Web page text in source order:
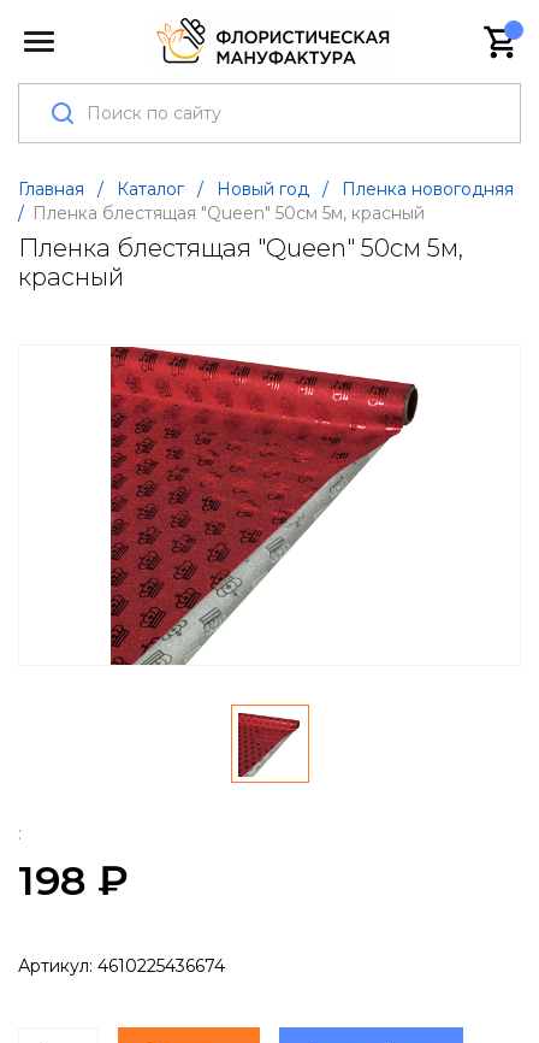
Главная / Каталог / Новый год /
Пленка новогодняя
/ Пленка блестящая "Queen" 50см 5м, красный
Пленка блестящая "Queen" 50см 5м,
красный
:
198 ₽
Артикул: 4610225436674